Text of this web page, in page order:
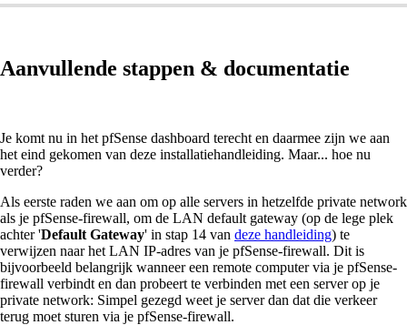
Aanvullende stappen & documentatie
Je komt nu in het pfSense dashboard terecht en daarmee zijn we aan
het eind gekomen van deze installatiehandleiding. Maar... hoe nu
verder?
Als eerste raden we aan om op alle servers in hetzelfde private network
als je pfSense-firewall, om de LAN default gateway (op de lege plek
achter 'Default Gateway' in stap 14 van deze handleiding) te
verwijzen naar het LAN IP-adres van je pfSense-firewall. Dit is
bijvoorbeeld belangrijk wanneer een remote computer via je pfSense-
firewall verbindt en dan probeert te verbinden met een server op je
private network: Simpel gezegd weet je server dan dat die verkeer
terug moet sturen via je pfSense-firewall.